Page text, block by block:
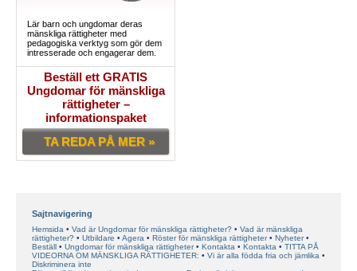
Lär barn och ungdomar deras
mänskliga rättigheter med
pedagogiska verktyg som gör dem
intresserade och engagerar dem.
Beställ ett GRATIS
Ungdomar för mänskliga
rättigheter –
informationspaket
TA REDA PÅ MER »
Sajtnavigering
Hemsida Vad är Ungdomar för mänskliga rättigheter?
Vad är mänskliga
rättigheter?
Utbildare Agera Röster för mänskliga rättigheter
Nyheter
Beställ
Ungdomar för mänskliga rättigheter Kontakta Kontakta
TITTA PÅ
VIDEORNA OM MÄNSKLIGA RÄTTIGHETER:
Vi är alla födda fria och jämlika
Diskriminera inte